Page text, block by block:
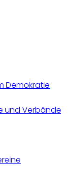
Demokratie
und Verbände